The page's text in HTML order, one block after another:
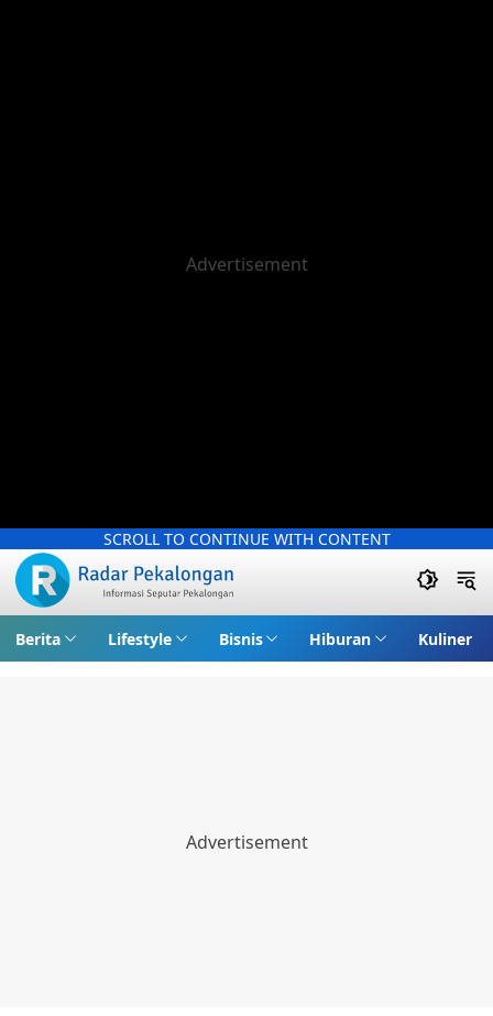
SCROLL TO CONTINUE WITH CONTENT
Berita Lifestyle Bisnis Hiburan Kuliner